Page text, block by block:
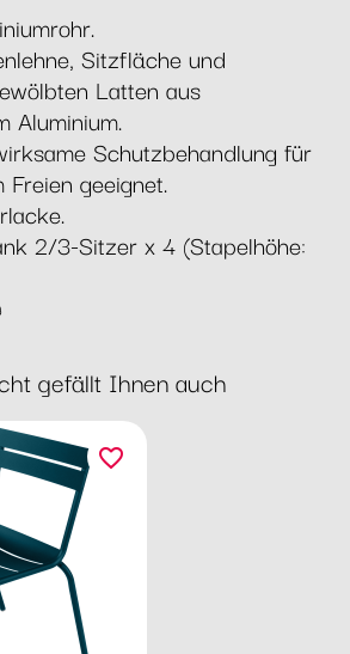
Sitzfläche und
Latten aus
Aluminium.
Schutzbehandlung für
geeignet.
2/3-Sitzer x 4 (Stapelhöhe:
gefällt Ihnen auch
favorite_border